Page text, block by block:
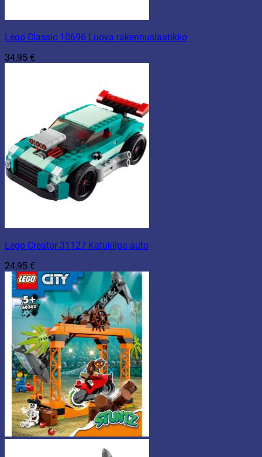
Lego Classic 10696 Luova rakennuslaatikko
34,95 €
Lego Creator 31127 Katukilpa-auto
24,95 €